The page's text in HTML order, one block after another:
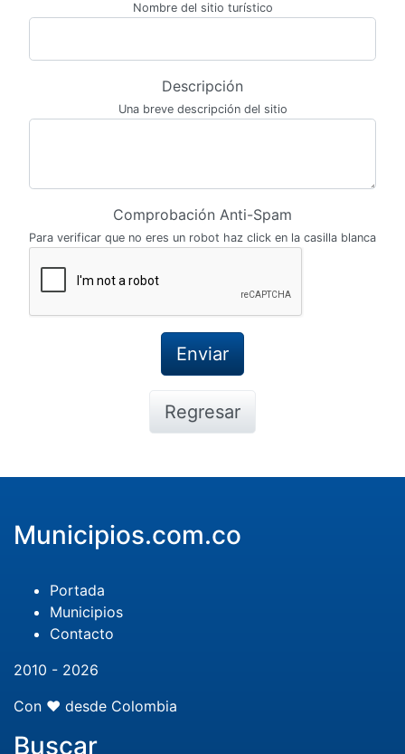
Nombre del sitio turístico
Descripción
Una breve descripción del sitio
Comprobación Anti-Spam
Para verificar que no eres un robot haz click en la casilla blanca
Regresar
Municipios.com.co
Portada
Municipios
Contacto
2010 - 2026
Con ❤️ desde Colombia
Buscar